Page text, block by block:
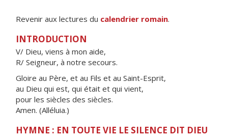
Revenir aux lectures du calendrier romain.
INTRODUCTION
V/ Dieu, viens à mon aide,
R/ Seigneur, à notre secours.
Gloire au Père, et au Fils et au Saint-Esprit,
au Dieu qui est, qui était et qui vient,
pour les siècles des siècles.
Amen. (Alléluia.)
HYMNE : EN TOUTE VIE LE SILENCE DIT DIEU